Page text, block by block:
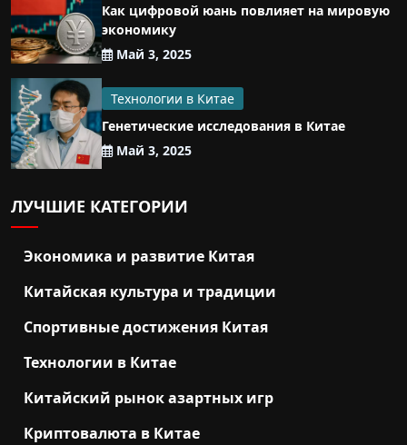
Как цифровой юань повлияет на мировую
экономику
Май 3, 2025
Технологии в Китае
Генетические исследования в Китае
Май 3, 2025
ЛУЧШИЕ КАТЕГОРИИ
Экономика и развитие Китая
Китайская культура и традиции
Спортивные достижения Китая
Технологии в Китае
Китайский рынок азартных игр
Криптовалюта в Китае